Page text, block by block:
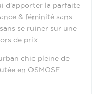
d'apporter la parfaite
& féminité sans
se ruiner sur une
de prix.
chic pleine de
en OSMOSE